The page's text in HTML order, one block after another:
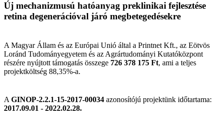
Új mechanizmusú hatóanyag preklinikai fejlesztése
retina degenerációval járó megbetegedésekre
A Magyar Állam és az Európai Unió által a Printnet Kft., az Eötvös
Loránd Tudományegyetem és az Agrártudományi Kutatóközpont
részére nyújtott támogatás összege 726 378 175 Ft, ami a teljes
projektköltség 88,35%-a.
A GINOP-2.2.1-15-2017-00034 azonosítójú projektünk időtartama:
2017.09.01 - 2022.02.28.